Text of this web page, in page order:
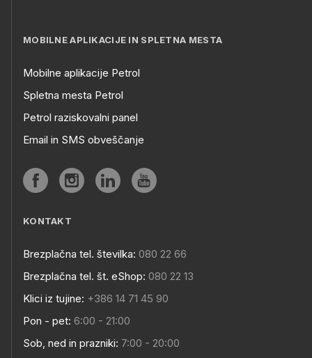
MOBILNE APLIKACIJE IN SPLETNA MESTA
Mobilne aplikacije Petrol
Spletna mesta Petrol
Petrol raziskovalni panel
Email in SMS obveščanje
KONTAKT
Brezplačna tel. številka: 080 22 66
Brezplačna tel. št. eShop: 080 22 13
Klici iz tujine: +386 14 71 45 90
Pon - pet: 6:00 - 21:00
Sob, ned in prazniki: 7:00 - 20:00